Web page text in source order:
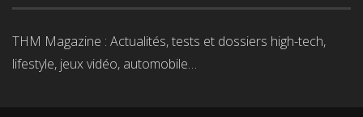
THM Magazine : Actualités, tests et dossiers high-tech,
lifestyle, jeux vidéo, automobile…